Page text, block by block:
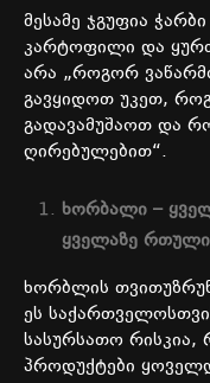
მესამე ჯგუფია ჭარბი
კარტოფილი და
არა „როგორ
გავყიდოთ უკეთ,
გადავამუშაოთ და
ღირებულებით“.
ხორბალი –
ყველაზე რთული
ხორბლის
ეს
სასურსათო რისკია,
პროდუქტები